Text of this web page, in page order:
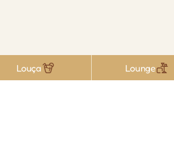
Louça Lounge